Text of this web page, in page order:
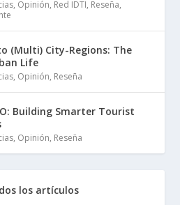
, Opinión, Red IDTI, Reseña,
(Multi) City-Regions: The
Life
, Opinión, Reseña
Building Smarter Tourist
, Opinión, Reseña
los artículos